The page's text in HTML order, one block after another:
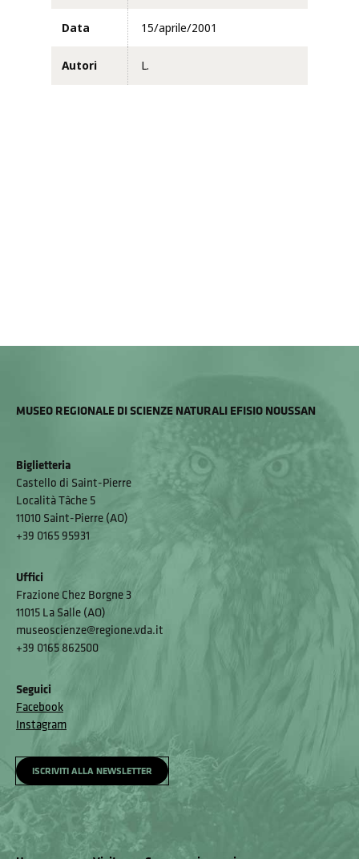
Data 15/aprile/2001
Autori L.
MUSEO REGIONALE DI SCIENZE NATURALI EFISIO NOUSSAN
Biglietteria
Castello di Saint-Pierre
Località Tâche 5
11010 Saint-Pierre (AO)
+39 0165 95931
Uffici
Frazione Chez Borgne 3
11015 La Salle (AO)
museoscienze@regione.vda.it
+39 0165 862500
Seguici
Facebook
Instagram
ISCRIVITI ALLA NEWSLETTER